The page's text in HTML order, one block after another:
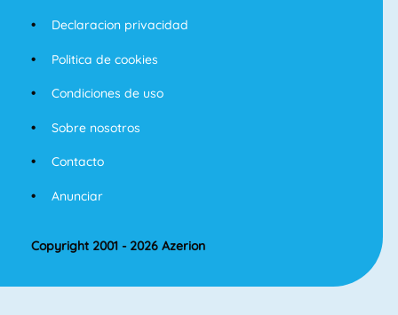
Declaracion privacidad
Politica de cookies
Condiciones de uso
Sobre nosotros
Contacto
Anunciar
Copyright 2001 - 2026 Azerion